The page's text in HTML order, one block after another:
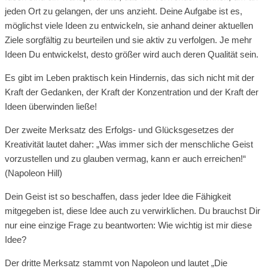
jeden Ort zu gelangen, der uns anzieht. Deine Aufgabe ist es,
möglichst viele Ideen zu entwickeln, sie anhand deiner aktuellen
Ziele sorgfältig zu beurteilen und sie aktiv zu verfolgen. Je mehr
Ideen Du entwickelst, desto größer wird auch deren Qualität sein.
Es gibt im Leben praktisch kein Hindernis, das sich nicht mit der
Kraft der Gedanken, der Kraft der Konzentration und der Kraft der
Ideen überwinden ließe!
Der zweite Merksatz des Erfolgs- und Glücksgesetzes der
Kreativität lautet daher: „Was immer sich der menschliche Geist
vorzustellen und zu glauben vermag, kann er auch erreichen!“
(Napoleon Hill)
Dein Geist ist so beschaffen, dass jeder Idee die Fähigkeit
mitgegeben ist, diese Idee auch zu verwirklichen. Du brauchst Dir
nur eine einzige Frage zu beantworten: Wie wichtig ist mir diese
Idee?
Der dritte Merksatz stammt von Napoleon und lautet „Die